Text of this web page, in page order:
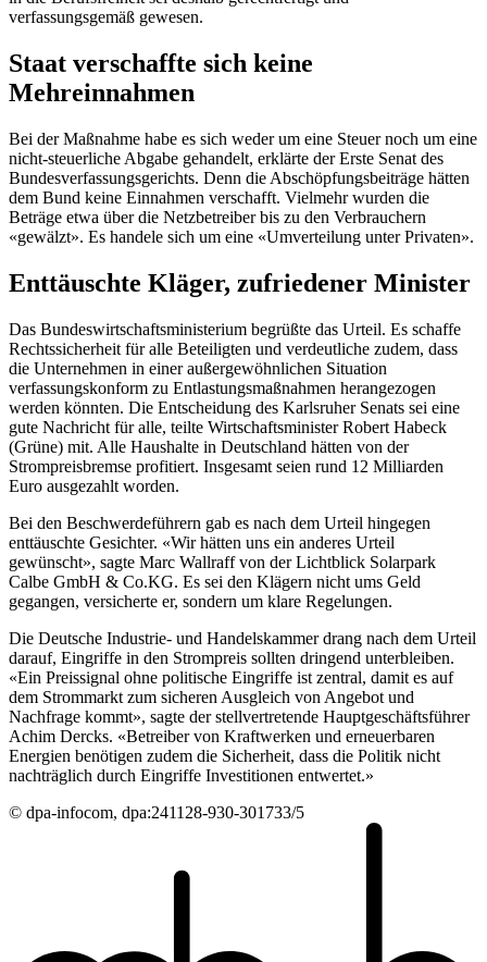
verfassungsgemäß gewesen.
Staat verschaffte sich keine
Mehreinnahmen
Bei der Maßnahme habe es sich weder um eine Steuer noch um eine
nicht-steuerliche Abgabe gehandelt, erklärte der Erste Senat des
Bundesverfassungsgerichts. Denn die Abschöpfungsbeiträge hätten
dem Bund keine Einnahmen verschafft. Vielmehr wurden die
Beträge etwa über die Netzbetreiber bis zu den Verbrauchern
«gewälzt». Es handele sich um eine «Umverteilung unter Privaten».
Enttäuschte Kläger, zufriedener Minister
Das Bundeswirtschaftsministerium begrüßte das Urteil. Es schaffe
Rechtssicherheit für alle Beteiligten und verdeutliche zudem, dass
die Unternehmen in einer außergewöhnlichen Situation
verfassungskonform zu Entlastungsmaßnahmen herangezogen
werden könnten. Die Entscheidung des Karlsruher Senats sei eine
gute Nachricht für alle, teilte Wirtschaftsminister Robert Habeck
(Grüne) mit. Alle Haushalte in Deutschland hätten von der
Strompreisbremse profitiert. Insgesamt seien rund 12 Milliarden
Euro ausgezahlt worden.
Bei den Beschwerdeführern gab es nach dem Urteil hingegen
enttäuschte Gesichter. «Wir hätten uns ein anderes Urteil
gewünscht», sagte Marc Wallraff von der Lichtblick Solarpark
Calbe GmbH & Co.KG. Es sei den Klägern nicht ums Geld
gegangen, versicherte er, sondern um klare Regelungen.
Die Deutsche Industrie- und Handelskammer drang nach dem Urteil
darauf, Eingriffe in den Strompreis sollten dringend unterbleiben.
«Ein Preissignal ohne politische Eingriffe ist zentral, damit es auf
dem Strommarkt zum sicheren Ausgleich von Angebot und
Nachfrage kommt», sagte der stellvertretende Hauptgeschäftsführer
Achim Dercks. «Betreiber von Kraftwerken und erneuerbaren
Energien benötigen zudem die Sicherheit, dass die Politik nicht
nachträglich durch Eingriffe Investitionen entwertet.»
© dpa-infocom, dpa:241128-930-301733/5